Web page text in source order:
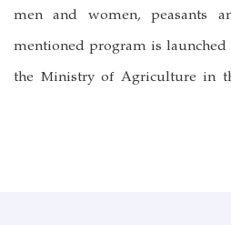
men and women, peasants
mentioned program is
the Ministry of Agriculture in